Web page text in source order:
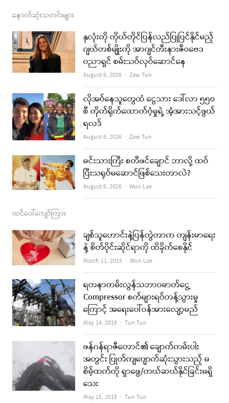
c
e
b
o
k
s
t
a
g
a
m
s
t
u
b
e
i
l
နောက်ဆုံးသတင်းများ
နှလုံးကို ကိုယ်တိုင်ပြန်လည်ပြုပြင်နိုင်မည့်
ဂျယ်တစ်မျိုးကို အာဂျင်တီးနားဇီဝဗေဒ
ပညာရှင် စမ်းသပ်လုပ်ဆောင်နေ
August 6, 2026 Author
Zaw Tun
လိုအပ်နေသူတွေထံ ငွေသား ဒေါ်လာ ၅၅၀
စီ တိုက်ရိုက်ထောက်ပံ့မှုရဲ့ အံ့အားသင့်ဖွယ်
ရလဒ်
August 6, 2026 Author
Zaw Tun
မင်းသားကြီး စတီဖင်ချောင် ဘာလို့ ထပ်
ပြီးသရုပ်မဆောင်ဖြစ်သေးတာလဲ?
August 6, 2026 Author
Wun Lae
ထင်ပေါ်ကျော်ကြား
ချစ်သူဟောင်းနဲ့ပြန်တွဲတာက ကျန်းမာရေး
နဲ့ စိတ်ပိုင်းဆိုင်ရာကို ထိခိုက်စေနိုင်
March 11, 2019 Author
Wun Lae
ရတနာကမ်းလွန်သဘာဝဓာတ်ငွေ့
Compressor စက်များရပ်တန့်သွားမှု
ကြောင့် အရေးပေါ်ဝန်အားလျော့မည်
May 14, 2019 Author
Tun Tun
ဖန်ဂန်ရာဇီတောင်၏ ချောက်ကမ်းပါး
အတွင်း ပြုတ်ကျပျောက်ဆုံးသွားသည့် မ
စိမ့်ထက်ကို ရှာဖွေ/ကယ်ဆယ်နိုင်ခြင်းမရှိ
သေး
May 15, 2019 Author
Tun Tun